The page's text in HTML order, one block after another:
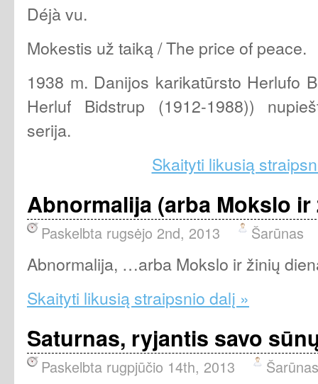
Déjà vu.
Mokestis už taiką / The price of peace.
1938 m. Danijos karikatūrsto Herlufo
Herluf Bidstrup (1912-1988))
serija.
Skaityti likusią
Abnormalija (arba Mokslo
Paskelbta rugsėjo 2nd, 2013 Šarūnas
Abnormalija, …arba Mokslo ir žinių
Skaityti likusią straipsnio dalį »
Saturnas, ryjantis savo
Paskelbta rugpjūčio 14th, 2013 Šarūnas